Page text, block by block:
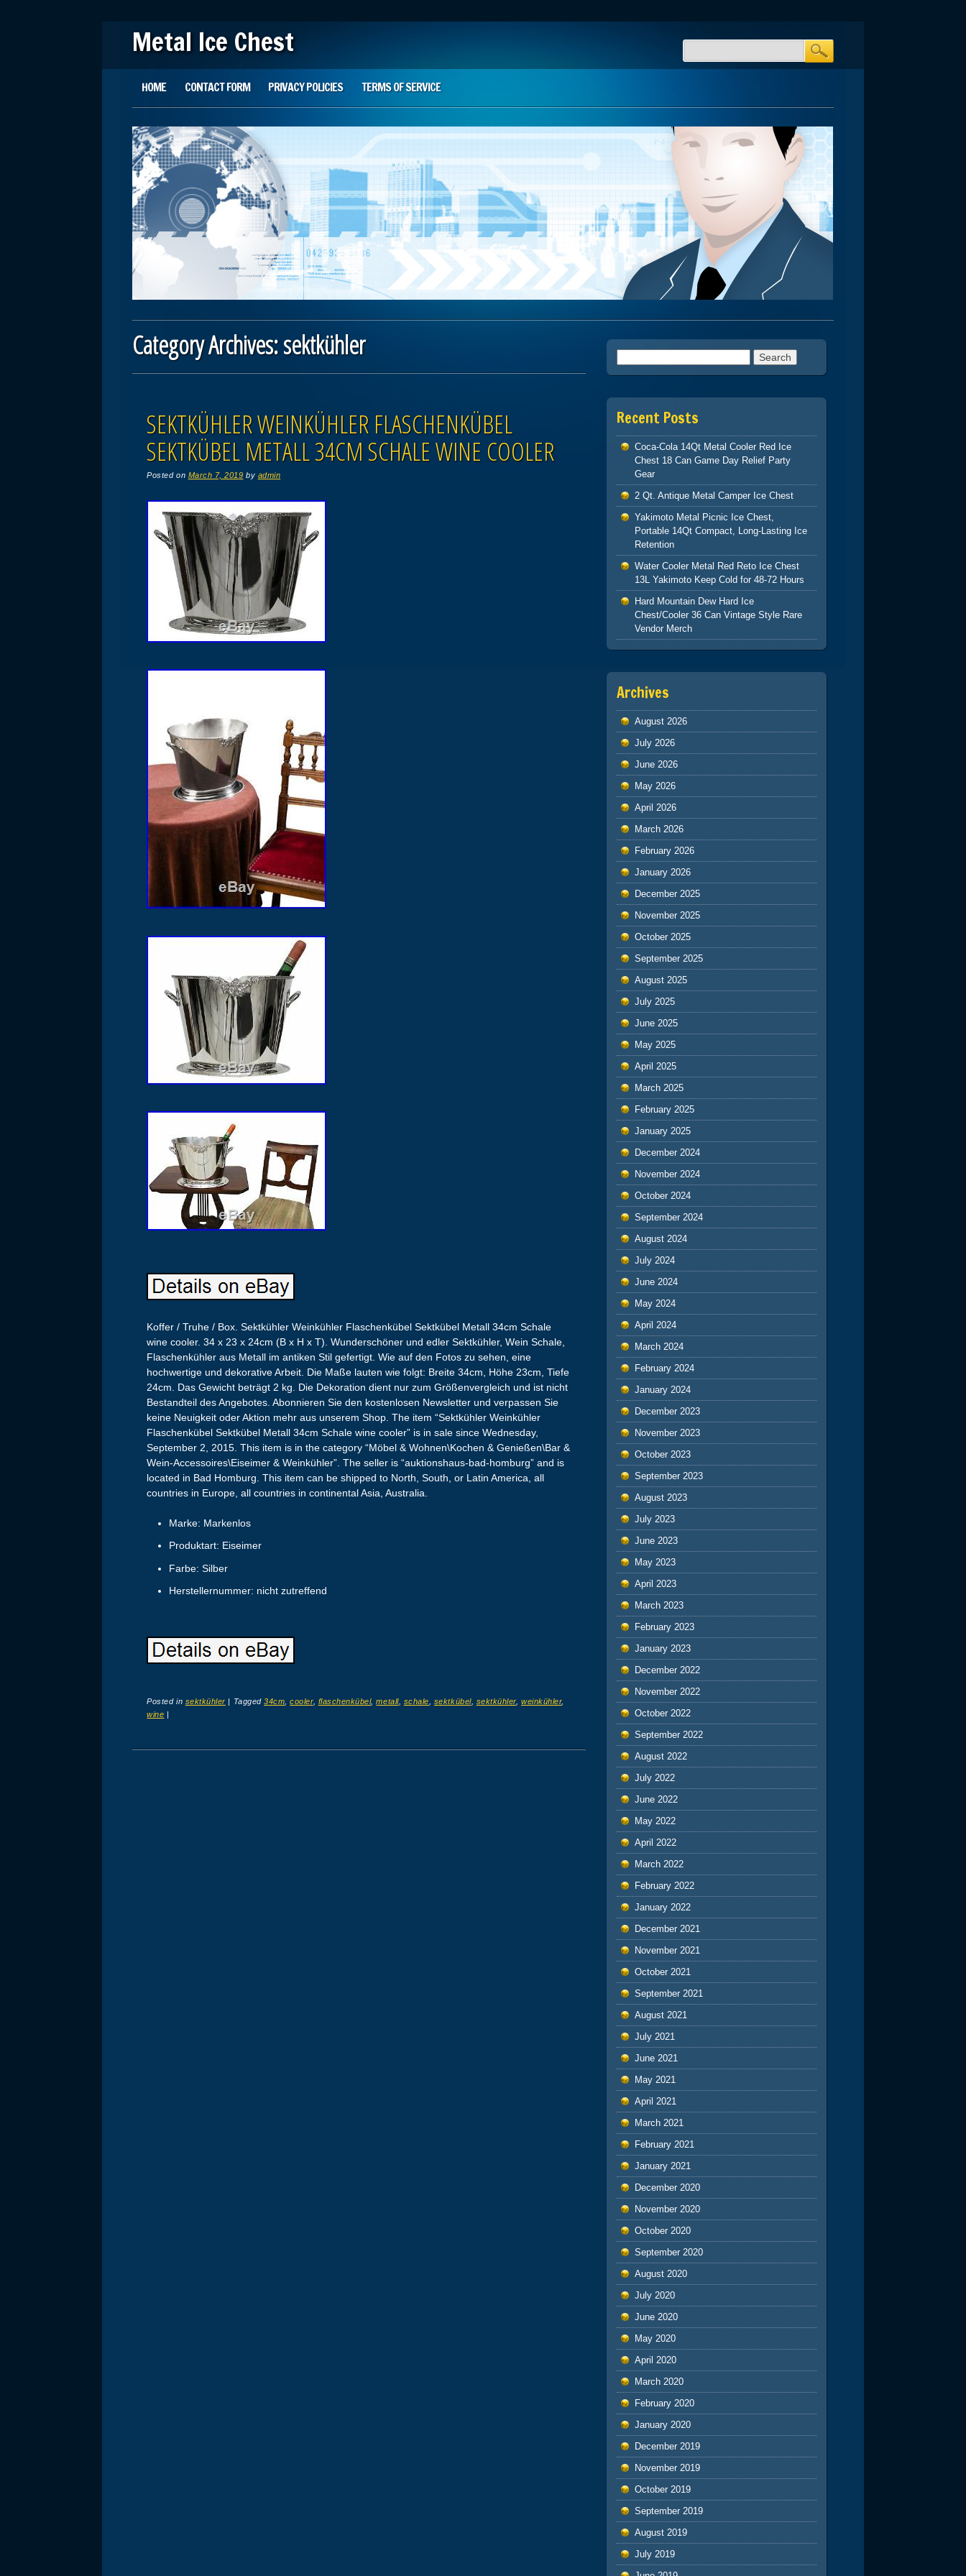
Metal Ice Chest
Main menu
HOME CONTACT FORM PRIVACY POLICIES TERMS OF SERVICE
Category Archives:sektkühler
Post navigation
SEKTKÜHLER WEINKÜHLER FLASCHENKÜBEL
SEKTKÜBEL METALL 34CM SCHALE WINE COOLER
Posted on March 7, 2019 by admin
Koffer / Truhe / Box. Sektkühler Weinkühler Flaschenkübel Sektkübel Metall 34cm Schale
wine cooler. 34 x 23 x 24cm (B x H x T). Wunderschöner und edler Sektkühler, Wein Schale,
Flaschenkühler aus Metall im antiken Stil gefertigt. Wie auf den Fotos zu sehen, eine
hochwertige und dekorative Arbeit. Die Maße lauten wie folgt: Breite 34cm, Höhe 23cm, Tiefe
24cm. Das Gewicht beträgt 2 kg. Die Dekoration dient nur zum Größenvergleich und ist nicht
Bestandteil des Angebotes. Abonnieren Sie den kostenlosen Newsletter und verpassen Sie
keine Neuigkeit oder Aktion mehr aus unserem Shop. The item “Sektkühler Weinkühler
Flaschenkübel Sektkübel Metall 34cm Schale wine cooler” is in sale since Wednesday,
September 2, 2015. This item is in the category “Möbel & Wohnen\Kochen & Genießen\Bar &
Wein-Accessoires\Eiseimer & Weinkühler”. The seller is “auktionshaus-bad-homburg” and is
located in Bad Homburg. This item can be shipped to North, South, or Latin America, all
countries in Europe, all countries in continental Asia, Australia.
Marke: Markenlos
Produktart: Eiseimer
Farbe: Silber
Herstellernummer: nicht zutreffend
Posted in sektkühler | Tagged34cm ,cooler, flaschenkübel,metall, schale sektkübel, sektkühler,weinkühler,
wine |
Recent Posts
Coca-Cola 14Qt Metal Cooler Red Ice
Chest 18 Can Game Day Relief Party
Gear
2 Qt. Antique Metal Camper Ice Chest
Yakimoto Metal Picnic Ice Chest,
Portable 14Qt Compact, Long-Lasting Ice
Retention
Water Cooler Metal Red Reto Ice Chest
13L Yakimoto Keep Cold for 48-72 Hours
Hard Mountain Dew Hard Ice
Chest/Cooler 36 Can Vintage Style Rare
Vendor Merch
Archives
August 2026
July 2026
June 2026
May 2026
April 2026
March 2026
February 2026
January 2026
December 2025
November 2025
October 2025
September 2025
August 2025
July 2025
June 2025
May 2025
April 2025
March 2025
February 2025
January 2025
December 2024
November 2024
October 2024
September 2024
August 2024
July 2024
June 2024
May 2024
April 2024
March 2024
February 2024
January 2024
December 2023
November 2023
October 2023
September 2023
August 2023
July 2023
June 2023
May 2023
April 2023
March 2023
February 2023
January 2023
December 2022
November 2022
October 2022
September 2022
August 2022
July 2022
June 2022
May 2022
April 2022
March 2022
February 2022
January 2022
December 2021
November 2021
October 2021
September 2021
August 2021
July 2021
June 2021
May 2021
April 2021
March 2021
February 2021
January 2021
December 2020
November 2020
October 2020
September 2020
August 2020
July 2020
June 2020
May 2020
April 2020
March 2020
February 2020
January 2020
December 2019
November 2019
October 2019
September 2019
August 2019
July 2019